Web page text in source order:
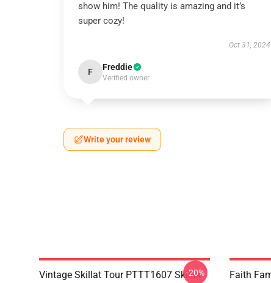
show him! The quality is amazing and it’s
super cozy!
Oct 31, 2024
F Freddie
Verified owner
Write your review
Vintage Skillat Tour PTTT1607 Skillet
-20%
Faith